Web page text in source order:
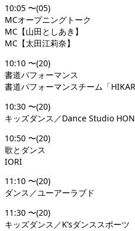
10:05 〜(05)
MCオープニングトーク
MC【山田としあき】
MC【太田江莉奈】
10:10 〜(20)
書道パフォーマンス
書道パフォーマンスチーム「
10:30 〜(20)
キッズダンス／Dance Studio
10:50 〜(20)
歌とダンス
IORI
11:10 〜(20)
ダンス／ユーアーラブド
11:30 〜(20)
キッズダンス／K’sダンススポーツ